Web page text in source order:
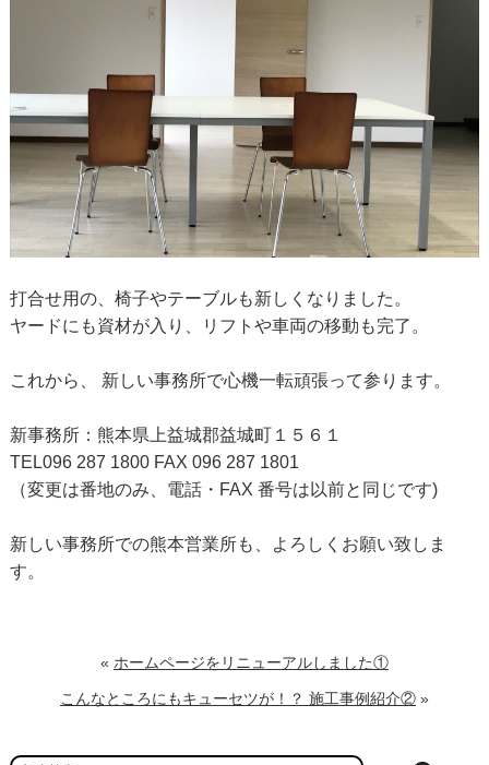
打合せ用の、椅子やテーブルも新しくなりました。
ヤードにも資材が入り、リフトや車両の移動も完了。
これから、 新しい事務所で心機一転頑張って参ります。
新事務所：熊本県上益城郡益城町１５６１
TEL096 287 1800 FAX 096 287 1801
（変更は番地のみ、電話・FAX 番号は以前と同じです)
新しい事務所での熊本営業所も、よろしくお願い致しま
す。
« ホームページをリニューアルしました①
こんなところにもキューセツが！？ 施工事例紹介②»